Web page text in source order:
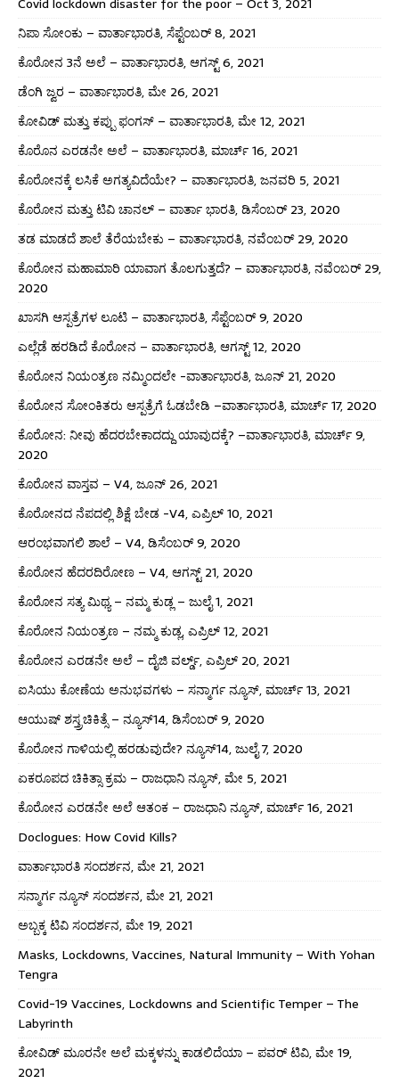
ನಿಪಾ ಸೋಂಕು – ವಾರ್ತಾಭಾರತಿ, ಸೆಪ್ಟೆಂಬರ್ 8, 2021
ಕೊರೋನ 3ನೆ ಅಲೆ – ವಾರ್ತಾಭಾರತಿ, ಆಗಸ್ಟ್ 6, 2021
ಡೆಂಗಿ ಜ್ವರ – ವಾರ್ತಾಭಾರತಿ, ಮೇ 26, 2021
ಕೋವಿಡ್ ಮತ್ತು ಕಪ್ಪು ಫಂಗಸ್ – ವಾರ್ತಾಭಾರತಿ, ಮೇ 12, 2021
ಕೊರೊನ ಎರಡನೇ ಅಲೆ – ವಾರ್ತಾಭಾರತಿ, ಮಾರ್ಚ್ 16, 2021
ಕೊರೋನಕ್ಕೆ ಲಸಿಕೆ ಅಗತ್ಯವಿದೆಯೇ? – ವಾರ್ತಾಭಾರತಿ, ಜನವರಿ 5, 2021
ಕೊರೋನ ಮತ್ತು ಟಿವಿ ಚಾನಲ್ – ವಾರ್ತಾ ಭಾರತಿ, ಡಿಸೆಂಬರ್ 23, 2020
ತಡ ಮಾಡದೆ ಶಾಲೆ ತೆರೆಯಬೇಕು – ವಾರ್ತಾಭಾರತಿ, ನವೆಂಬರ್ 29, 2020
ಕೊರೋನ ಮಹಾಮಾರಿ ಯಾವಾಗ ತೊಲಗುತ್ತದೆ? – ವಾರ್ತಾಭಾರತಿ, ನವೆಂಬರ್ 29,
2020
ಖಾಸಗಿ ಆಸ್ಪತ್ರೆಗಳ ಲೂಟಿ – ವಾರ್ತಾಭಾರತಿ, ಸೆಪ್ಟೆಂಬರ್ 9, 2020
ಎಲ್ಲೆಡೆ ಹರಡಿದೆ ಕೊರೋನ – ವಾರ್ತಾಭಾರತಿ, ಆಗಸ್ಟ್ 12, 2020
ಕೊರೋನ ನಿಯಂತ್ರಣ ನಮ್ಮಿಂದಲೇ -ವಾರ್ತಾಭಾರತಿ, ಜೂನ್ 21, 2020
ಕೊರೋನ ಸೋಂಕಿತರು ಆಸ್ಪತ್ರೆಗೆ ಓಡಬೇಡಿ –ವಾರ್ತಾಭಾರತಿ, ಮಾರ್ಚ್ 17, 2020
ಕೊರೋನ: ನೀವು ಹೆದರಬೇಕಾದದ್ದು ಯಾವುದಕ್ಕೆ? –ವಾರ್ತಾಭಾರತಿ, ಮಾರ್ಚ್ 9,
2020
ಕೊರೋನ ವಾಸ್ತವ – V4, ಜೂನ್ 26, 2021
ಕೊರೋನದ ನೆಪದಲ್ಲಿ ಶಿಕ್ಷೆ ಬೇಡ -V4, ಎಪ್ರಿಲ್ 10, 2021
ಆರಂಭವಾಗಲಿ ಶಾಲೆ – V4, ಡಿಸೆಂಬರ್ 9, 2020
ಕೊರೋನ ಹೆದರದಿರೋಣ – V4, ಆಗಸ್ಟ್ 21, 2020
ಕೊರೋನ ಸತ್ಯ ಮಿಥ್ಯ – ನಮ್ಮ ಕುಡ್ಲ – ಜುಲೈ 1, 2021
ಕೊರೋನ ನಿಯಂತ್ರಣ – ನಮ್ಮ ಕುಡ್ಲ, ಎಪ್ರಿಲ್ 12, 2021
ಕೊರೋನ ಎರಡನೇ ಅಲೆ – ದೈಜಿ ವರ್ಲ್ಡ್, ಎಪ್ರಿಲ್ 20, 2021
ಐಸಿಯು ಕೋಣೆಯ ಅನುಭವಗಳು – ಸನ್ಮಾರ್ಗ ನ್ಯೂಸ್, ಮಾರ್ಚ್ 13, 2021
ಆಯುಷ್ ಶಸ್ತ್ರಚಿಕಿತ್ಸೆ – ನ್ಯೂಸ್14, ಡಿಸೆಂಬರ್ 9, 2020
ಕೊರೋನ ಗಾಳಿಯಲ್ಲಿ ಹರಡುವುದೇ? ನ್ಯೂಸ್14, ಜುಲೈ 7, 2020
ಏಕರೂಪದ ಚಿಕಿತ್ಸಾ ಕ್ರಮ – ರಾಜಧಾನಿ ನ್ಯೂಸ್, ಮೇ 5, 2021
ಕೊರೋನ ಎರಡನೇ ಅಲೆ ಆತಂಕ – ರಾಜಧಾನಿ ನ್ಯೂಸ್, ಮಾರ್ಚ್ 16, 2021
Doclogues: How Covid Kills?
ವಾರ್ತಾಭಾರತಿ ಸಂದರ್ಶನ, ಮೇ 21, 2021
ಸನ್ಮಾರ್ಗ ನ್ಯೂಸ್ ಸಂದರ್ಶನ, ಮೇ 21, 2021
ಅಬ್ಬಕ್ಕ ಟಿವಿ ಸಂದರ್ಶನ, ಮೇ 19, 2021
Masks, Lockdowns, Vaccines, Natural Immunity – With Yohan
Tengra
Covid-19 Vaccines, Lockdowns and Scientific Temper – The
Labyrinth
ಕೋವಿಡ್ ಮೂರನೇ ಅಲೆ ಮಕ್ಕಳನ್ನು ಕಾಡಲಿದೆಯಾ – ಪವರ್ ಟಿವಿ, ಮೇ 19,
2021